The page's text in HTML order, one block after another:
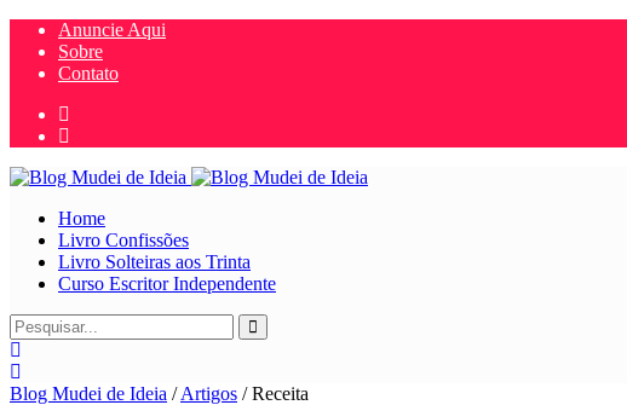
Anuncie Aqui
Sobre
Contato
Home
Livro Confissões
Livro Solteiras aos Trinta
Curso Escritor Independente
Blog Mudei de Ideia /Artigos /Receita